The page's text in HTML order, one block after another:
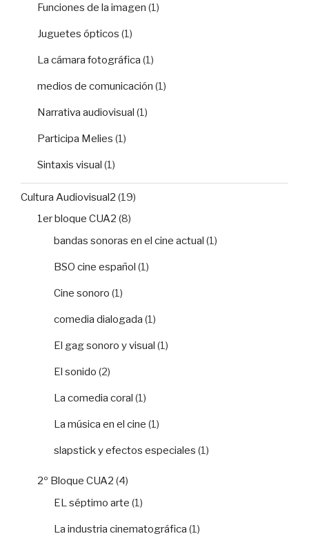
Funciones de la imagen (1)
Juguetes ópticos (1)
La cámara fotográfica (1)
medios de comunicación (1)
Narrativa audiovisual (1)
Participa Melies (1)
Sintaxis visual (1)
Cultura Audiovisual2 (19)
1er bloque CUA2 (8)
bandas sonoras en el cine actual (1)
BSO cine español (1)
Cine sonoro (1)
comedia dialogada (1)
El gag sonoro y visual (1)
El sonido (2)
La comedia coral (1)
La música en el cine (1)
slapstick y efectos especiales (1)
2º Bloque CUA2 (4)
EL séptimo arte (1)
La industria cinematográfica (1)